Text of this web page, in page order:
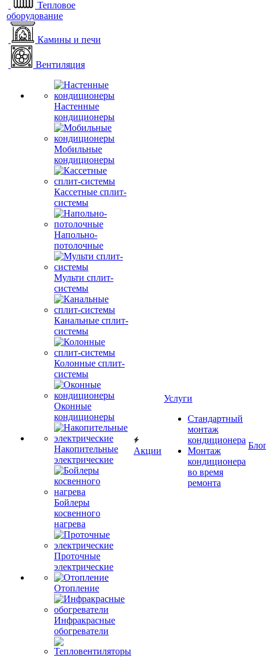
Тепловое
оборудование
Камины и печи
Вентиляция
Настенные
кондиционеры
Мобильные
кондиционеры
Кассетные сплит-
системы
Напольно-
потолочные
Мульти сплит-
системы
Канальные сплит-
системы
Колонные сплит-
системы
Оконные
кондиционеры
Накопительные
электрические
Бойлеры
косвенного
нагрева
Проточные
электрические
Отопление
Инфракрасные
обогреватели
Акции
Услуги
Стандартный
монтаж
кондиционера
Монтаж
кондиционера
во время
ремонта